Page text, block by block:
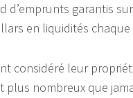
d’emprunts garantis
en liquidités chaque
considéré leur
plus nombreux que